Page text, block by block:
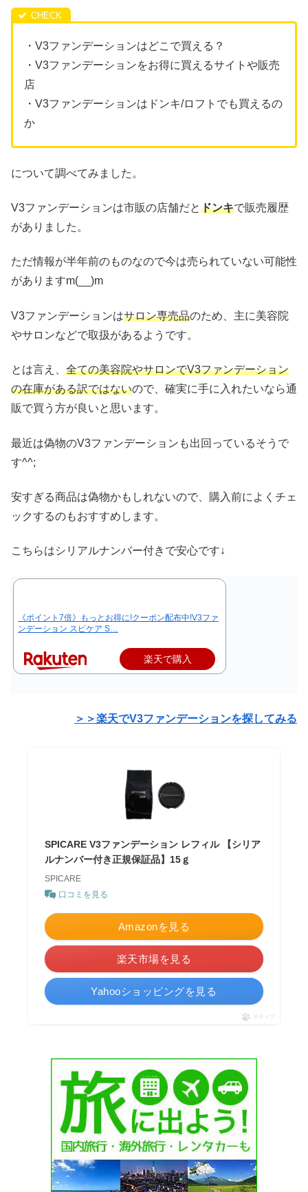
・V3ファンデーションはどこで買える？
・V3ファンデーションをお得に買えるサイトや販売
店
・V3ファンデーションはドンキ/ロフトでも買えるの
か
について調べてみました。
V3ファンデーションは市販の店舗だとドンキで販売履歴
がありました。
ただ情報が半年前のものなので今は売られていない可能性
がありますm(__)m
V3ファンデーションはサロン専売品のため、主に美容院
やサロンなどで取扱があるようです。
とは言え、 全ての美容院やサロンでV3ファンデーション
の在庫がある訳ではないので、確実に手に入れたいなら通
販で買う方が良いと思います。
最近は偽物のV3ファンデーションも出回っているそうで
す^^;
安すぎる商品は偽物かもしれないので、購入前によくチェ
ックするのもおすすめします。
こちらはシリアルナンバー付きで安心です↓
《ポイント7倍》もっとお得に!クーポン配布中!V3ファ
ンデーション スピケア S…
楽天で購入
＞＞楽天でV3ファンデーションを探してみる
SPICARE V3ファンデーション レフィル 【シリア
ルナンバー付き正規保証品】15ｇ
SPICARE
口コミを見る
Amazonを見る
楽天市場を見る
Yahooショッピングを見る
ポチップ